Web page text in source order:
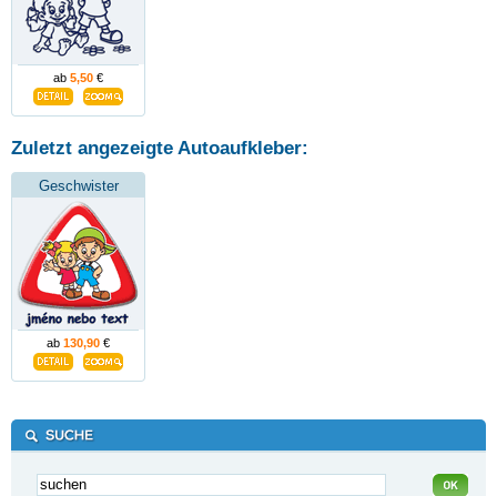
ab 5,50 €
Zuletzt angezeigte Autoaufkleber:
Geschwister
ab 130,90 €